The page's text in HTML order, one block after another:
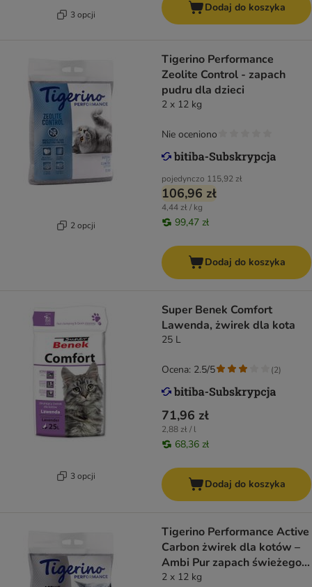
3 opcji
Dodaj do koszyka
2 opcji
Tigerino Performance
Zeolite Control - zapach
pudru dla dzieci
2 x 12 kg
pojedynczo 115,92 zł
106,96 zł
4,44 zł / kg
99,47 zł
Nie oceniono
Dodaj do koszyka
3 opcji
Super Benek Comfort
Lawenda, żwirek dla kota
25 L
71,96 zł
2,88 zł / l
68,36 zł
Ocena: 2.5/5 (2)
Dodaj do koszyka
Tigerino Performance Active
Carbon żwirek dla kotów –
Ambi Pur zapach świeżego
prania
2 x 12 kg